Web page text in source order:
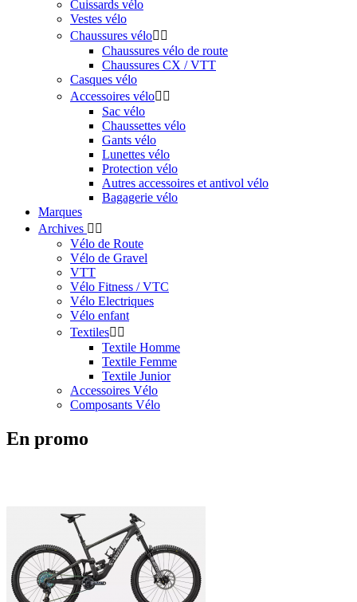
Cuissards vélo
Vestes vélo
Chaussures vélo 
Chaussures vélo de route
Chaussures CX / VTT
Casques vélo
Accessoires vélo 
Sac vélo
Chaussettes vélo
Gants vélo
Lunettes vélo
Protection vélo
Autres accessoires et antivol vélo
Bagagerie vélo
Marques
Archives  
Vélo de Route
Vélo de Gravel
VTT
Vélo Fitness / VTC
Vélo Electriques
Vélo enfant
Textiles 
Textile Homme
Textile Femme
Textile Junior
Accessoires Vélo
Composants Vélo
En promo